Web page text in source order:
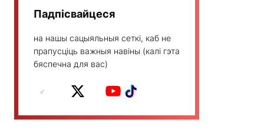
Падпісвайцеся
на нашы сацыяльныя сеткі, каб не
прапусціць важныя навіны (калі гэта
бяспечна для вас)